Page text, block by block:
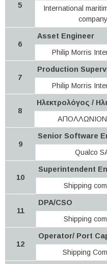
5
International
company
6
Asset Engineer
Philip Morris
7
Production
Philip Morris
8
Ηλεκτρολόγος /
9
Senior Software
Qualco
10
Superintendent
Shipping
11
DPA/CSO
Shipping
12
Operator/ Port
Shipping